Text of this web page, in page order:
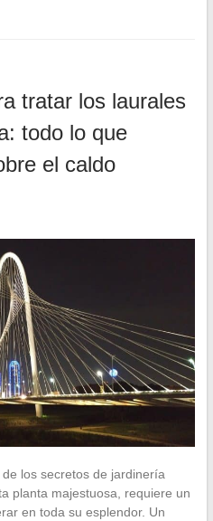
tratar los laurales
todo lo que
el caldo
los secretos de jardinería
planta majestuosa, requiere un
en toda su esplendor. Un